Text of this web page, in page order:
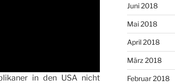
in den USA nicht
Juni 2018
Mai 2018
April 2018
März 2018
Februar 2018